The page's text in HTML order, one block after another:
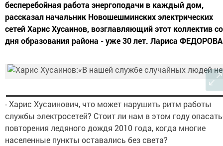
бесперебойная работа энергоподачи в каждый дом,
рассказал начальник Новошешминских электрических
сетей Харис Хусаинов, возглавляющий этот коллектив со
дня образования района - уже 30 лет. Лариса ФЕДОРОВА
- Харис Хусаинович, что может нарушить ритм работы
службы электросетей? Стоит ли нам в этом году
повторения ледяного дождя 2010 года, когда многие
населенные пункты оставались без света?